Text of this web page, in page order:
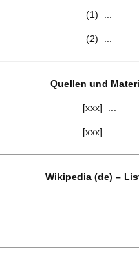
(1) ...
(2) ...
Quellen und
[xxx] ...
[xxx] ...
Wikipedia (de) –